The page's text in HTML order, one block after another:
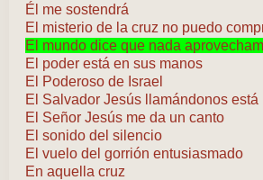
Él me sostendrá
El misterio de la cruz no puedo
El mundo dice que nada
El poder está en sus manos
El Poderoso de Israel
El Salvador Jesús llamándonos está
El Señor Jesús me da un canto
El sonido del silencio
El vuelo del gorrión entusiasmado
En aquella cruz